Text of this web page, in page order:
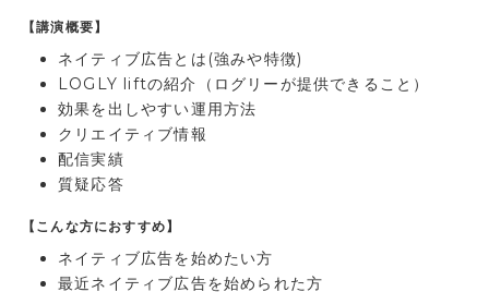
【講演概要】
ネイティブ広告とは(強みや特徴)
LOGLY liftの紹介（ログリーが提供できること）
効果を出しやすい運用方法
クリエイティブ情報
配信実績
質疑応答
【こんな方におすすめ】
ネイティブ広告を始めたい方
最近ネイティブ広告を始められた方